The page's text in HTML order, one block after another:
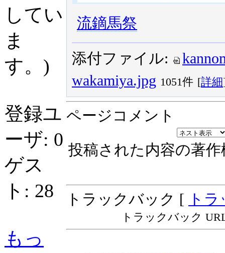
してい
ま
す。)
登録ユ
ーザ: 0
ゲス
ト: 28
もっ
流鏑馬祭
添付ファイル:
wakamiya.jpg 1051件 [詳細
ページコメント
投稿された内容の著
トラックバック [ ト
トラックバック